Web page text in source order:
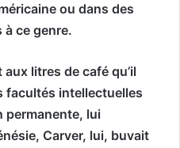
ou dans des
ce genre.
litres de café qu’il
facultés intellectuelles
permanente, lui
Carver, lui, buvait